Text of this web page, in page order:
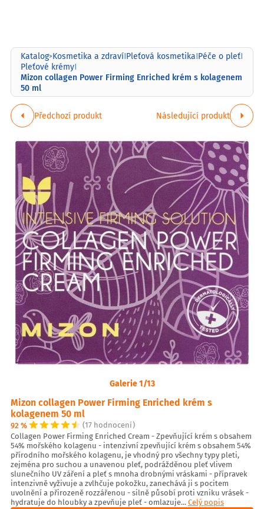
Katalog>Kosmetika a zdraví|Pleťová kosmetika|Péče o pleť|
Pleťové krémy|
Mizon collagen Power Firming Enriched krém s kolagenem
50 ml
Předchozí produkt Následující produkt
Galerie 1/13
Mizon collagen Power Firming Enriched krém s
kolagenem 50 ml
92 %
(17 hodnocení)
Collagen Power Firming Enriched Cream - Zpevňující krém s obsahem
54% mořského kolagenu - intenzivní zpevňující krém s obsahem 54%
přírodního mořského kolagenu, je vhodný pro všechny typy pleti,
zejména pro suchou a unavenou pleť, podrážděnou pleť vlivem
slunečního UV záření a pleť s mnoha drobnými vráskami - přípravek
intenzivně vyživuje a zvlhčuje pokožku, zanechává ji s pocitem
uvolnění a přirozeně rozzářenou - silně působí proti vzniku vrásek -
hydratuje do hloubky a zpevňuje pleť - omlazuje...Celý popis